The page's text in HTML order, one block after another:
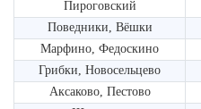
Пироговский
Поведники, Вёшки
Марфино, Федоскино
Грибки, Новосельцево
Аксаково, Пестово